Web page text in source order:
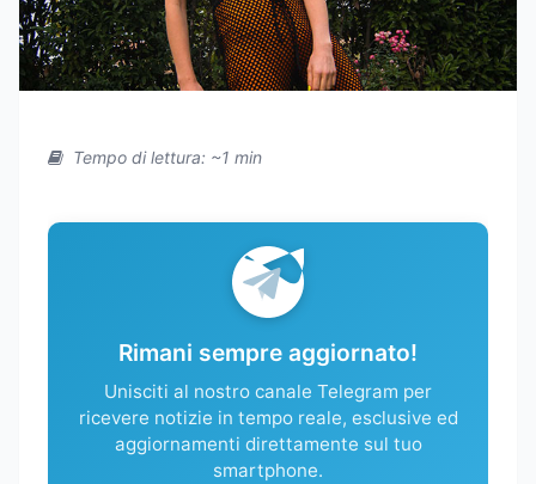
Tempo di lettura: ~1 min
Rimani sempre aggiornato!
Unisciti al nostro canale Telegram per
ricevere notizie in tempo reale, esclusive ed
aggiornamenti direttamente sul tuo
smartphone.